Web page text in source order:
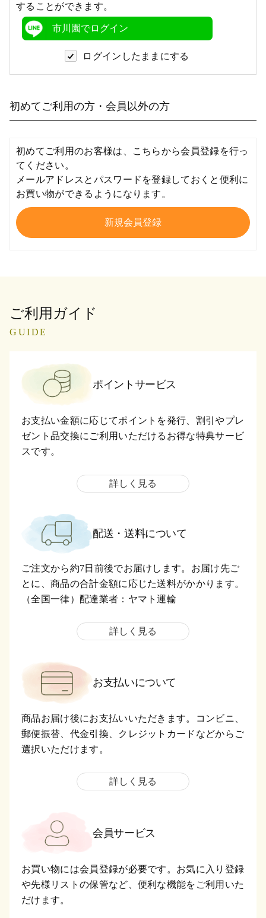
することができます。
市川園でログイン
ログインしたままにする
初めてご利用の方・会員以外の方
初めてご利用のお客様は、こちらから会員登録を行っ
てください。
メールアドレスとパスワードを登録しておくと便利に
お買い物ができるようになります。
ご利用ガイド
GUIDE
ポイントサービス
お支払い金額に応じてポイントを発行、割引やプレ
ゼント品交換にご利用いただけるお得な特典サービ
スです。
詳しく見る
配送・送料について
ご注文から約7日前後でお届けします。お届け先ご
とに、商品の合計金額に応じた送料がかかります。
（全国一律）配達業者：ヤマト運輸
詳しく見る
お支払いについて
商品お届け後にお支払いいただきます。コンビニ、
郵便振替、代金引換、クレジットカードなどからご
選択いただけます。
詳しく見る
会員サービス
お買い物には会員登録が必要です。お気に入り登録
や先様リストの保管など、便利な機能をご利用いた
だけます。